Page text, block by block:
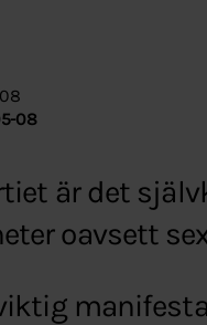
08
är det
oavsett